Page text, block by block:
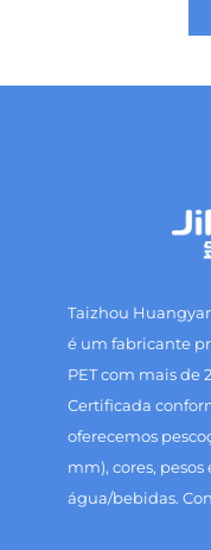
Taizhou
é um fabricante
PET com mais de
Certificada
oferecemos
mm), cores,
água/bebidas.